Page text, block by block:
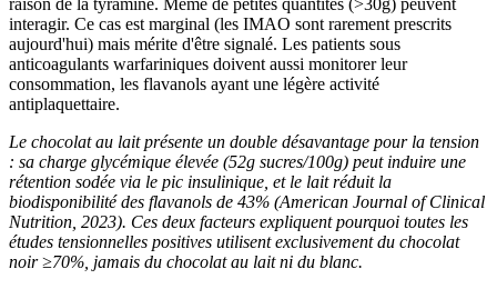
raison de la tyramine. Même de petites quantités (>30g) peuvent
interagir. Ce cas est marginal (les IMAO sont rarement prescrits
aujourd'hui) mais mérite d'être signalé. Les patients sous
anticoagulants warfariniques doivent aussi monitorer leur
consommation, les flavanols ayant une légère activité
antiplaquettaire.
Le chocolat au lait présente un double désavantage pour la tension
: sa charge glycémique élevée (52g sucres/100g) peut induire une
rétention sodée via le pic insulinique, et le lait réduit la
biodisponibilité des flavanols de 43% (American Journal of Clinical
Nutrition, 2023). Ces deux facteurs expliquent pourquoi toutes les
études tensionnelles positives utilisent exclusivement du chocolat
noir ≥70%, jamais du chocolat au lait ni du blanc.